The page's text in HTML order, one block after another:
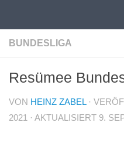
BUNDESLIGA
Resümee
VON HEINZ ZABEL ·
2021
· AKTUALISIERT 9.